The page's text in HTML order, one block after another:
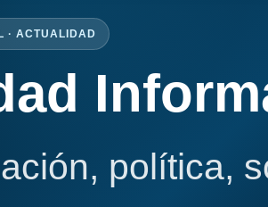
· ACTUALIDAD
política,